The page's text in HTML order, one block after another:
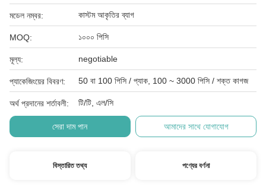
মডেল নম্বর: কাস্টম আকৃতির ব্যাগ
MOQ: ১০০০ পিসি
মূল্য: negotiable
প্যাকেজিংয়ের বিবরণ: 50 বা 100 পিসি / প্যাক, 100 ~ 3000 পিসি / শক্ত কাগজ
অর্থ প্রদানের শর্তাবলী: টি/টি, এল/সি
সেরা দাম পান আমাদের সাথে যোগাযোগ
বিস্তারিত তথ্য পণ্যের বর্ণনা